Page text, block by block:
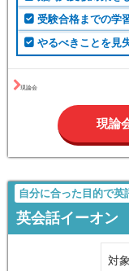
授
こんな人におすすめ
受験合格までの
やるべきことを
現論会
現論